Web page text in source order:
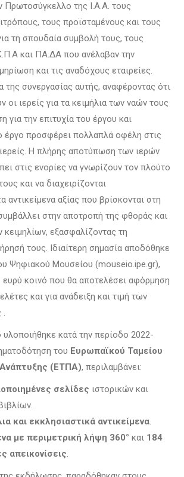
Πρωτοσύγκελλο της Ι.Α.Α. τους
τους προϊσταμένους και τους
τη σπουδαία συμβολή τους, τους
και ΠΑ.ΔΑ που ανέλαβαν την
και τις αναδόχους εταιρείες.
της συνεργασίας αυτής, αναφέροντας ότι
ιερείς για τα κειμήλια των ναών τους
για την επιτυχία του έργου και
έργο προσφέρει πολλαπλά οφέλη στις
Η πλήρης αποτύπωση των ιερών
στις ενορίες να γνωρίζουν τον πλούτο
και να διαχειρίζονται
αντικείμενα αξίας που βρίσκονται στη
στην αποτροπή της φθοράς και
εξασφαλίζοντας τη
τους. Ιδιαίτερη σημασία αποδόθηκε
Ψηφιακού Μουσείου (mouseio.ipe.gr),
κοινό που θα αποτελέσει αφόρμηση
και για ανάδειξη και τιμή των
.
κατά την περίοδο 2022-
του Ευρωπαϊκού Ταμείου
(ΕΤΠΑ), περιλαμβάνει:
σελίδες ιστορικών και
και εκκλησιαστικά αντικείμενα.
με περιμετρική λήψη 360° και 184
απεικονίσεις.